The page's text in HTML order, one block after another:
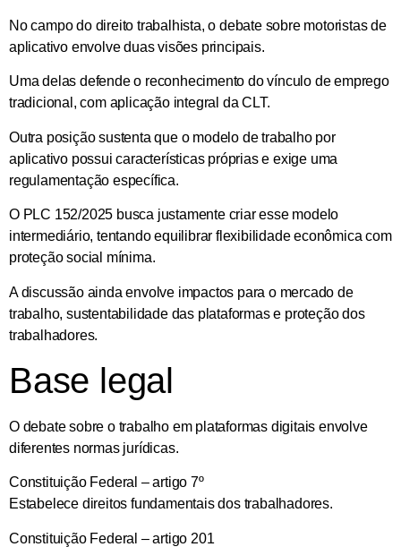
No campo do direito trabalhista, o debate sobre motoristas de
aplicativo envolve duas visões principais.
Uma delas defende o reconhecimento dovínculo de emprego
tradicional , com aplicação integral da CLT.
Outra posição sustenta que o modelo de trabalho por
aplicativo possui características próprias e exige uma
regulamentação específica.
O PLC 152/2025 busca justamente criar esse modelo
intermediário, tentando equilibrar flexibilidade econômica com
proteção social mínima.
A discussão ainda envolve impactos para o mercado de
trabalho, sustentabilidade das plataformas e proteção dos
trabalhadores.
Base legal
O debate sobre o trabalho em plataformas digitais envolve
diferentes normas jurídicas.
Constituição Federal – artigo 7º
Estabelece direitos fundamentais dos trabalhadores.
Constituição Federal – artigo 201